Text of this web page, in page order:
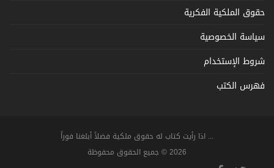
حقوق الملكية الفكرية
سياسة الخصوصية
شروط الإستخدام
فهرس الكتب
... اذا رأيت كتاب له حقوق ملكية فضلاً أبلغنا فوراً
2026 © جميع الحقوق محفوظة